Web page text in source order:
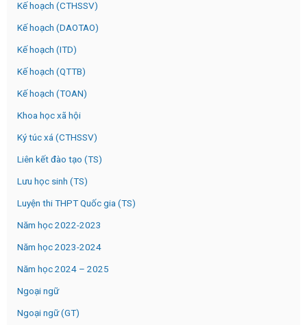
Kế hoạch (CTHSSV)
Kế hoạch (DAOTAO)
Kế hoạch (ITD)
Kế hoạch (QTTB)
Kế hoạch (TOAN)
Khoa học xã hội
Ký túc xá (CTHSSV)
Liên kết đào tạo (TS)
Lưu học sinh (TS)
Luyện thi THPT Quốc gia (TS)
Năm học 2022-2023
Năm học 2023-2024
Năm học 2024 – 2025
Ngoại ngữ
Ngoại ngữ (GT)